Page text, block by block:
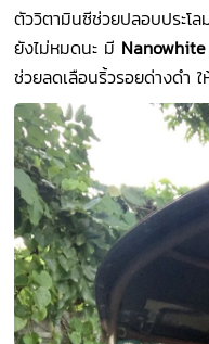
ตัววิตามินซีช่วยปลอบประโล
ยังไม่หมดนะ มี
ช่วยลดเลือนริ้วรอยด่างดำ